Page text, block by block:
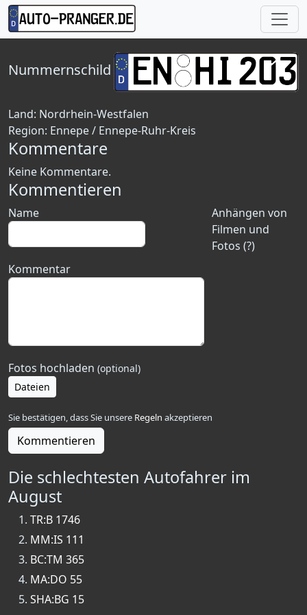
Nummernschild
Land: Nordrhein-Westfalen
Region: Ennepe / Ennepe-Ruhr-Kreis
Kommentare
Keine Kommentare.
Kommentieren
Anhängen von
Filmen und
Fotos (?)
Name
Kommentar
Fotos hochladen (optional)
Dateien
Sie bestätigen, dass Sie unsere Regeln akzeptieren
Kommentieren
Die schlechtesten Autofahrer im
August
TR:B 1746
MM:IS 111
BC:TM 365
MA:DO 55
SHA:BG 15